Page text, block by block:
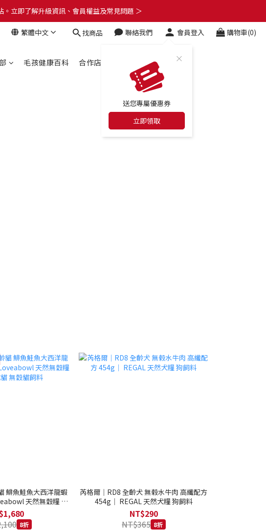
立即了解升級資訊、會員權益及常見問題 ＞
享免運優惠 🎁
立即了解升級資訊、會員權益及常見問題 ＞
繁體中文 找商品 聯絡我們 會員登入
送您專屬優惠券
立即領取
購物車(0)
毛孩健康百科 合作店家 最新消息
鯡魚鮭魚大西洋龍蝦
天然無穀糧 4.1
無穀貓飼料
8折
芮格爾｜RD8 全齡犬 無榖水牛肉 高纖配方
454g｜ REGAL 天然犬糧 狗飼料
NT$290
NT$365 8折